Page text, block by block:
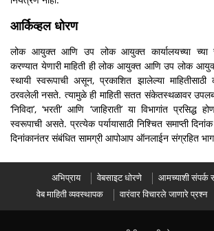
आर्किव्हल धोरण
लोक आयुक्त आणि उप लोक आयुक्त कार्यालयच्या च्या
करण्यात येणारी माहिती ही लोक आयुक्त आणि उप लोक आयुक्त
स्थायी स्वरूपाची असून, प्रकाशित झालेल्या माहितीसाठी
ठरवलेली नसते. त्यामुळे ही माहिती सतत संकेतस्थळावर उपलब्ध
‘निविदा’, ‘भरती’ आणि ‘जाहिराती’ या विभागांत प्रसिद्ध
स्वरूपाची असते. प्रत्येक पर्यायासाठी निश्चित समाप्ती
दिनांकानंतर संबंधित सामग्री आपोआप ऑनलाईन संग्रहित
अभिप्राय वेबसाइट धोरणे आमच्याशी संपर्क
वेब माहिती व्यवस्थापक
वारंवार विचारले जाणारे प्रश्न